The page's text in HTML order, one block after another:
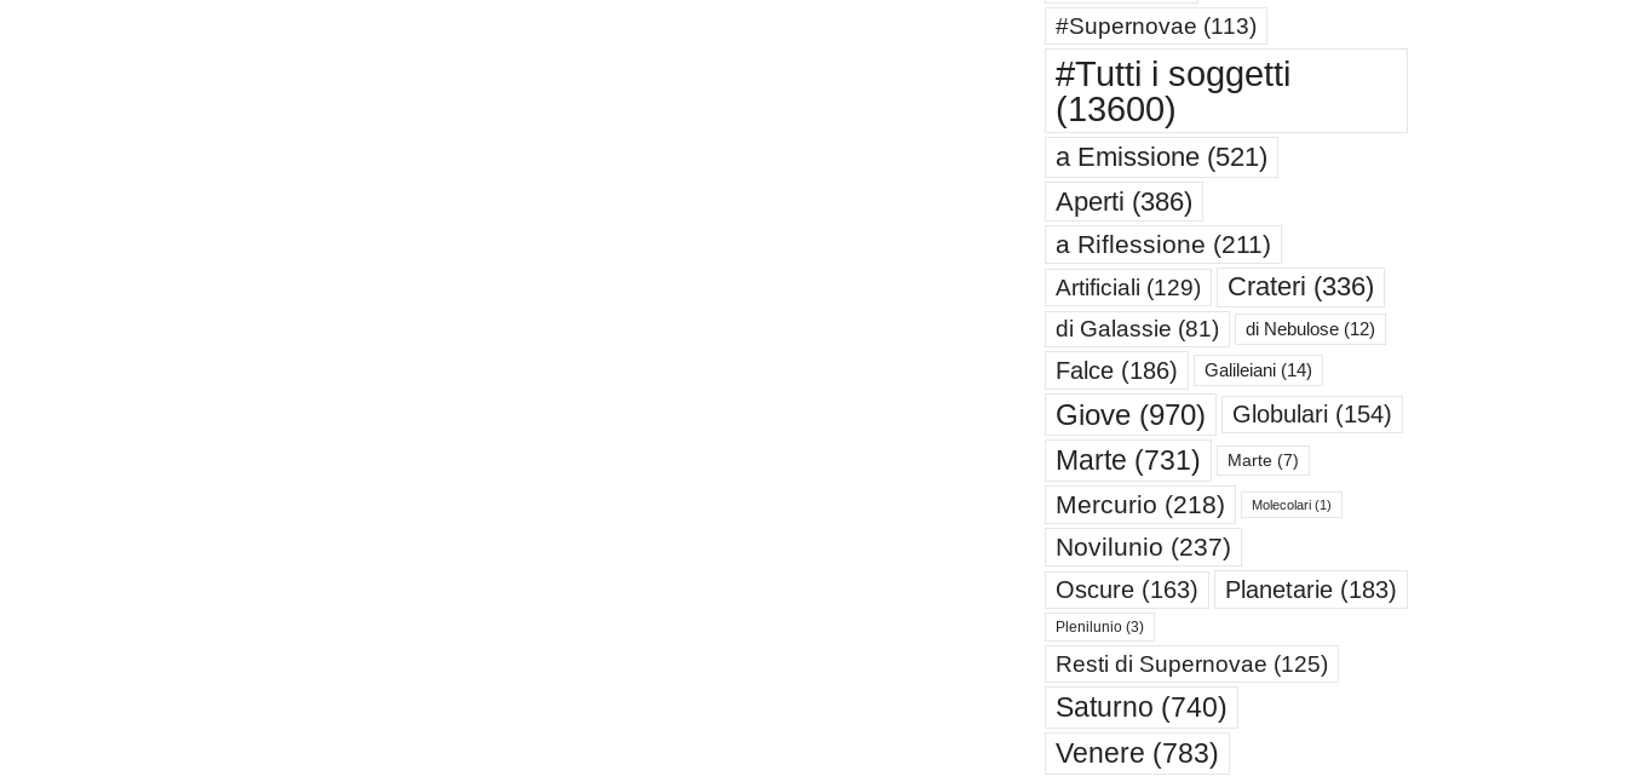
#Supernovae (113)
#Tutti i soggetti
(13600)
a Emissione(521)
Aperti (386)
a Riflessione (211)
Artificiali (129) Crateri (336)
di Galassie (81) di Nebulose(12)
Falce(186) Galileiani(14)
Giove(970) Globulari (154)
Marte (731) Marte(7)
Mercurio (218) Molecolari(1)
Novilunio (237)
Oscure(163) Planetarie(183)
Plenilunio(3)
Resti di Supernovae (125)
Saturno (740)
Venere (783)